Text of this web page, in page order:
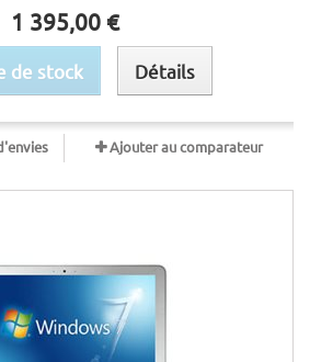
1 395,00 €
de stock Détails
Ajouter au comparateur